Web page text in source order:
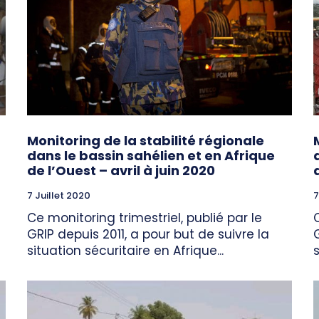
Monitoring de la stabilité régionale
dans le bassin sahélien et en Afrique
de l’Ouest – avril à juin 2020
7 Juillet 2020
Ce monitoring trimestriel, publié par le
GRIP depuis 2011, a pour but de suivre la
situation sécuritaire en Afrique...